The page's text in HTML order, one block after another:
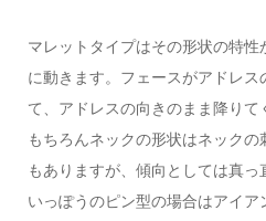
マレットタイプはその形状の特
に動きます。フェースがアドレ
て、アドレスの向きのまま降りて
もちろんネックの形状はネック
もありますが、傾向としては真っ
いっぽうのピン型の場合はアイ